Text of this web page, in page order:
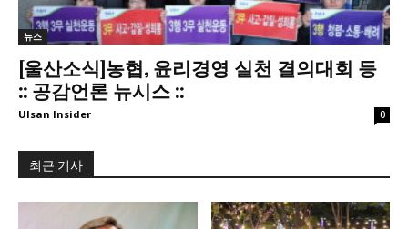
뉴스
[울산소식]농협, 윤리경영 실천 결의대회 등
:: 공감언론 뉴시스 ::
Ulsan Insider 0
최근 기사